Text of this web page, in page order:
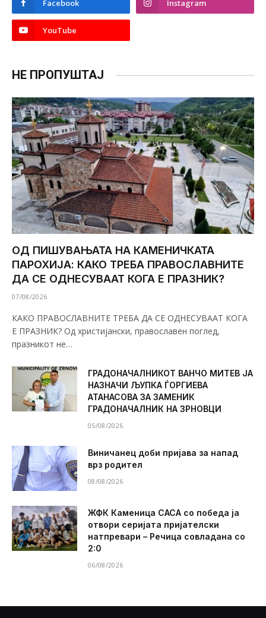
Facebook Instagram
YouTube
НЕ ПРОПУШТАЈ
ОД ПИШУВАЊАТА НА КАМЕНИЧКАТА
ПАРОХИЈА: КАКО ТРЕБА ПРАВОСЛАВНИТЕ
ДА СЕ ОДНЕСУВААТ КОГА Е ПРАЗНИК?
07/08/2026
КАКО ПРАВОСЛАВНИТЕ ТРЕБА ДА СЕ ОДНЕСУВААТ КОГА
Е ПРАЗНИК? Од христијански, православен поглед,
празникот не…
ГРАДОНАЧАЛНИКОТ ВАНЧО МИТЕВ ЈА
НАЗНАЧИ ЉУПКА ЃОРГИЕВА
АТАНАСОВА ЗА ЗАМЕНИК
ГРАДОНАЧАЛНИК НА ЗРНОВЦИ
05/08/2026
Виничанец доби пријава за напад
врз родител
08/08/2026
ЖФК Каменица САСА со победа ја
отвори серијата пријателски
натпревари – Речица совладана со
2:0
06/08/2026